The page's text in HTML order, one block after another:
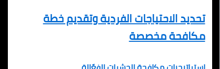
تحديد الاحتياجات الفردية وتقديم خطة
مكافحة مخصصة